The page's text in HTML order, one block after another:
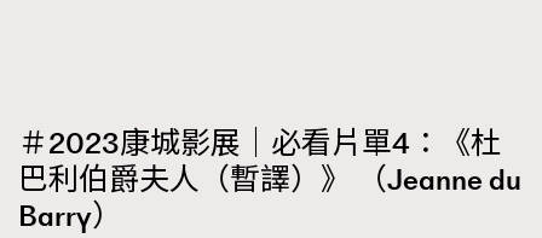
＃2023康城影展｜必看片單4：《杜
巴利伯爵夫人（暫譯）》 （Jeanne du
Barry）